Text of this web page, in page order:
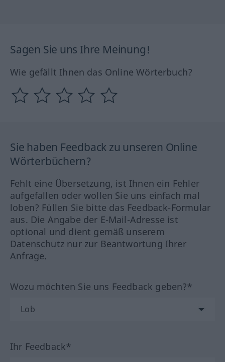
Sagen Sie uns Ihre Meinung!
Wie gefällt Ihnen das Online Wörterbuch?
Sie haben Feedback zu unseren Online
Wörterbüchern?
Fehlt eine Übersetzung, ist Ihnen ein Fehler
aufgefallen oder wollen Sie uns einfach mal
loben? Füllen Sie bitte das Feedback-Formular
aus. Die Angabe der E-Mail-Adresse ist
optional und dient gemäß unserem
Datenschutz nur zur Beantwortung Ihrer
Anfrage.
Wozu möchten Sie uns Feedback geben?*
Ihr Feedback*